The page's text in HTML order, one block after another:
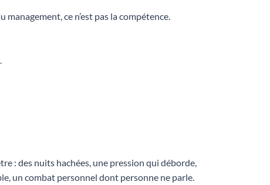
management, ce n’est pas la compétence.
: des nuits hachées, une pression qui déborde,
un combat personnel dont personne ne parle.